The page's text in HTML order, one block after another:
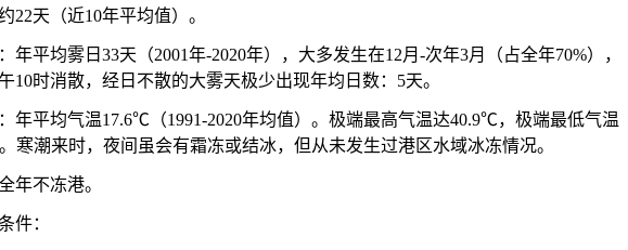
22天（近10年平均值）。
平均雾日33天（2001年-2020年），大多发生在12月-次年3月（占全年70%），
10时消散，经日不散的大雾天极少出现年均日数：5天。
平均气温17.6℃（1991-2020年均值）。极端最高气温达40.9℃，极端最低气温
寒潮来时，夜间虽会有霜冻或结冰，但从未发生过港区水域冰冻情况。
年不冻港。
：